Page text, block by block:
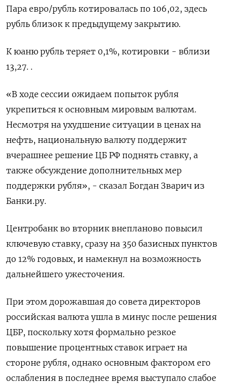
Пара евро/рубль котировалась по 106,02, здесь
рубль близок к предыдущему закрытию.
К юаню рубль теряет 0,1%, котировки - вблизи
13,27. .
«В ходе сессии ожидаем попыток рубля
укрепиться к основным мировым валютам.
Несмотря на ухудшение ситуации в ценах на
нефть, национальную валюту поддержит
вчерашнее решение ЦБ РФ поднять ставку, а
также обсуждение дополнительных мер
поддержки рубля», - сказал Богдан Зварич из
Банки.ру.
Центробанк во вторник внепланово повысил
ключевую ставку, сразу на 350 базисных пунктов
до 12% годовых, и намекнул на возможность
дальнейшего ужесточения.
При этом дорожавшая до совета директоров
российская валюта ушла в минус после решения
ЦБР, поскольку хотя формально резкое
повышение процентных ставок играет на
стороне рубля, однако основным фактором его
ослабления в последнее время выступало слабое